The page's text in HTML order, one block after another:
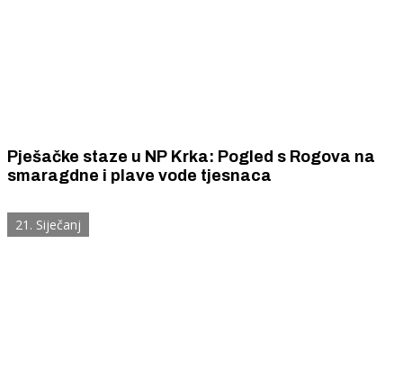
Pješačke staze u NP Krka: Pogled s Rogova na
smaragdne i plave vode tjesnaca
21. Siječanj